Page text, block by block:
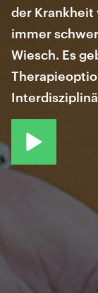
der Krankheit
immer
Wiesch. Es